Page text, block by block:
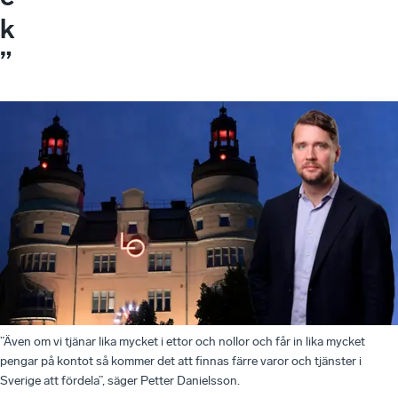
k
”
”Även om vi tjänar lika mycket i ettor och nollor och får in lika mycket
pengar på kontot så kommer det att finnas färre varor och tjänster i
Sverige att fördela”, säger Petter Danielsson.